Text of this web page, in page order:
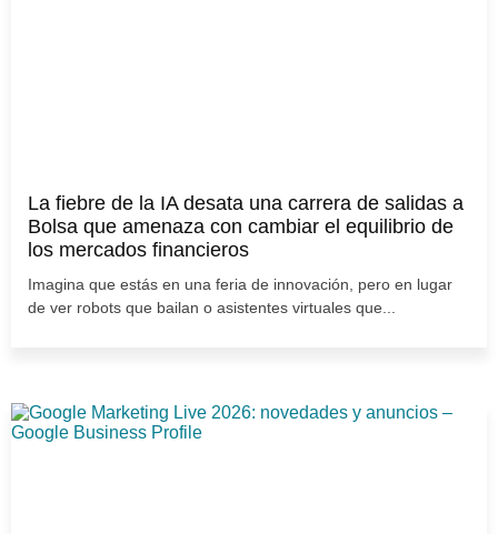
La fiebre de la IA desata una carrera de salidas a
Bolsa que amenaza con cambiar el equilibrio de
los mercados financieros
Imagina que estás en una feria de innovación, pero en lugar
de ver robots que bailan o asistentes virtuales que...